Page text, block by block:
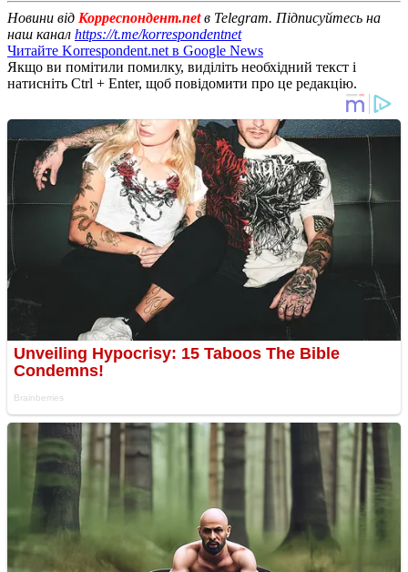
Новини від Корреспондент.netв Telegram. Підписуйтесь на
наш канал https://t.me/korrespondentnet
Читайте Korrespondent.net в Google News
Якщо ви помітили помилку, виділіть необхідний текст і
натисніть Ctrl + Enter, щоб повідомити про це редакцію.